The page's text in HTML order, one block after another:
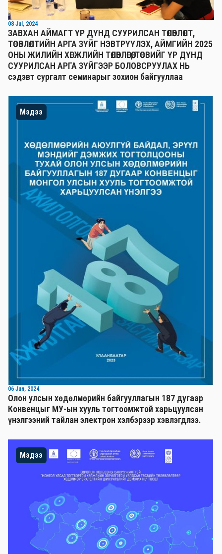
08 Jul, 2024
ЗАВХАН АЙМАГТ ҮР ДҮНД СУУРИЛСАН ТӨЛӨВЛӨЛТ,
ТӨСӨВЛӨЛТИЙН АРГА ЗҮЙГ НЭВТРҮҮЛЭХ, АЙМГИЙН 2025
ОНЫ ЖИЛИЙН ХӨГЖЛИЙН ТӨЛӨВЛӨГӨӨ, ТӨСВИЙГ ҮР ДҮНД
СУУРИЛСАН АРГА ЗҮЙГЭЭР БОЛОВСРУУЛАХ НЬ
сэдэвт сургалт семинарыг зохион байгууллаа
Мэдээ
06 Jun, 2024
Олон улсын хөдөлмөрийн байгууллагын 187 дугаар
Конвенцыг МУ-ын хууль тогтоомжтой харьцуулсан
үнэлгээний тайлан электрон хэлбэрээр хэвлэгдлээ.
Мэдээ